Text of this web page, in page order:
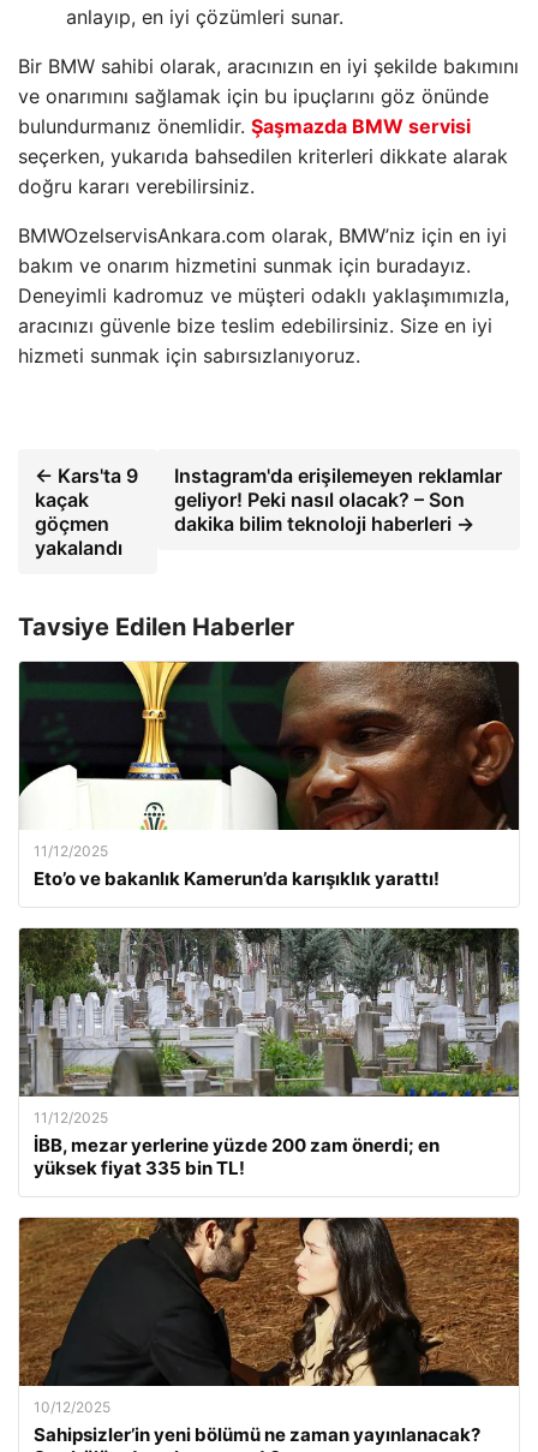
anlayıp, en iyi çözümleri sunar.
Bir BMW sahibi olarak, aracınızın en iyi şekilde bakımını
ve onarımını sağlamak için bu ipuçlarını göz önünde
bulundurmanız önemlidir. Şaşmazda BMW servisi
seçerken, yukarıda bahsedilen kriterleri dikkate alarak
doğru kararı verebilirsiniz.
BMWOzelservisAnkara.com olarak, BMW’niz için en iyi
bakım ve onarım hizmetini sunmak için buradayız.
Deneyimli kadromuz ve müşteri odaklı yaklaşımımızla,
aracınızı güvenle bize teslim edebilirsiniz. Size en iyi
hizmeti sunmak için sabırsızlanıyoruz.
← Kars'ta 9
kaçak
göçmen
yakalandı
Instagram'da erişilemeyen reklamlar
geliyor! Peki nasıl olacak? – Son
dakika bilim teknoloji haberleri →
Tavsiye Edilen Haberler
11/12/2025
Eto’o ve bakanlık Kamerun’da karışıklık yarattı!
11/12/2025
İBB, mezar yerlerine yüzde 200 zam önerdi; en
yüksek fiyat 335 bin TL!
10/12/2025
Sahipsizler’in yeni bölümü ne zaman yayınlanacak?